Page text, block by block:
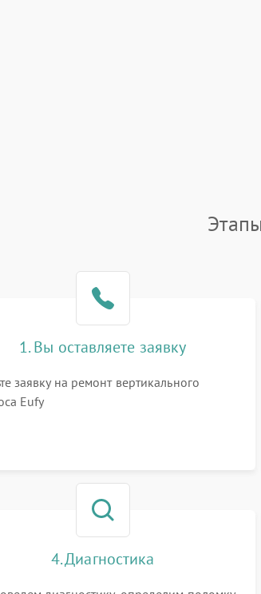
1. Вы оставляете заявку
заявку на ремонт вертикального
Eufy
4. Диагностика